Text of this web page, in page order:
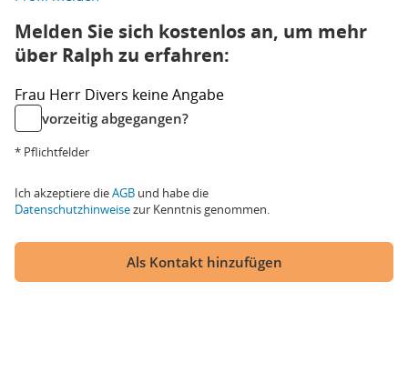
Melden Sie sich kostenlos an, um mehr
über Ralph zu erfahren:
Frau Herr Divers keine Angabe
vorzeitig abgegangen?
* Pflichtfelder
Ich akzeptiere dieAGB und habe die
Datenschutzhinweisezur Kenntnis genommen.
Als Kontakt hinzufügen